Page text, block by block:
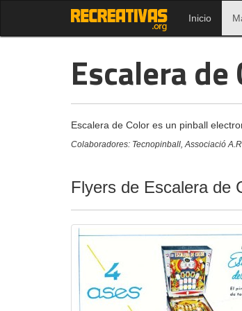
Inicio
Escalera de
Escalera de Color es un pinball
Colaboradores: Tecnopinball, Associació
Flyers de Escalera de